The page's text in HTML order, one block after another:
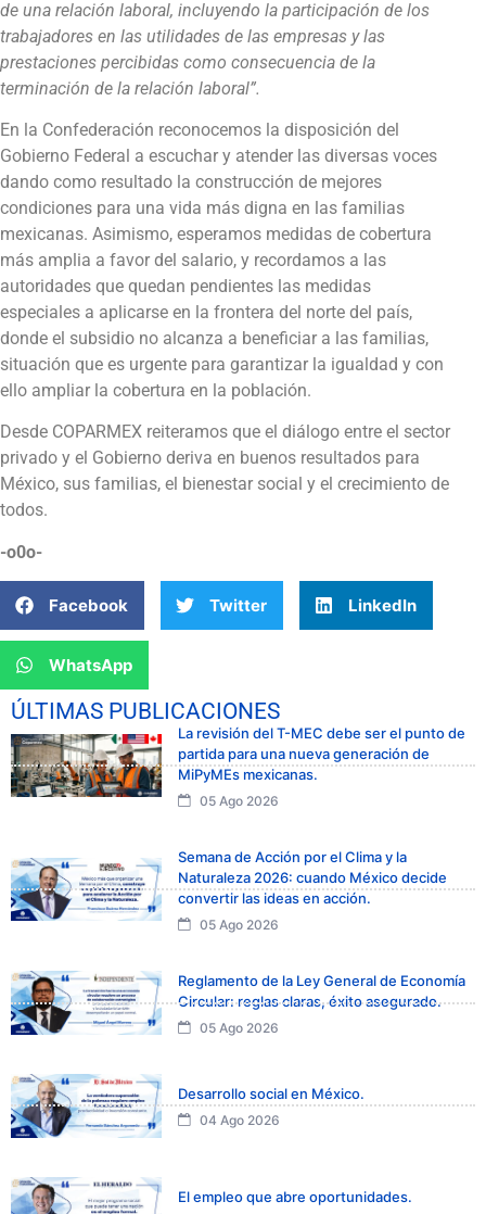
de una relación laboral, incluyendo la participación de los
trabajadores en las utilidades de las empresas y las
prestaciones percibidas como consecuencia de la
terminación de la relación laboral”.
En la Confederación reconocemos la disposición del
Gobierno Federal a escuchar y atender las diversas voces
dando como resultado la construcción de mejores
condiciones para una vida más digna en las familias
mexicanas. Asimismo, esperamos medidas de cobertura
más amplia a favor del salario, y recordamos a las
autoridades que quedan pendientes las medidas
especiales a aplicarse en la frontera del norte del país,
donde el subsidio no alcanza a beneficiar a las familias,
situación que es urgente para garantizar la igualdad y con
ello ampliar la cobertura en la población.
Desde COPARMEX reiteramos que el diálogo entre el sector
privado y el Gobierno deriva en buenos resultados para
México, sus familias, el bienestar social y el crecimiento de
todos.
-o0o-
Facebook Twitter LinkedIn
WhatsApp
ÚLTIMAS PUBLICACIONES
La revisión del T-MEC debe ser el punto de
partida para una nueva generación de
MiPyMEs mexicanas.
05 Ago 2026
Semana de Acción por el Clima y la
Naturaleza 2026: cuando México decide
convertir las ideas en acción.
05 Ago 2026
Reglamento de la Ley General de Economía
Circular: reglas claras, éxito asegurado.
05 Ago 2026
Desarrollo social en México.
04 Ago 2026
El empleo que abre oportunidades.